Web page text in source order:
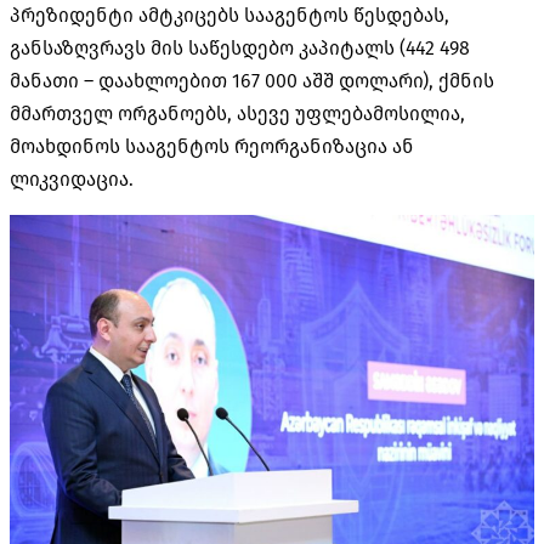
პრეზიდენტი ამტკიცებს სააგენტოს წესდებას,
განსაზღვრავს მის საწესდებო კაპიტალს (442 498
მანათი – დაახლოებით 167 000 აშშ დოლარი), ქმნის
მმართველ ორგანოებს, ასევე უფლებამოსილია,
მოახდინოს სააგენტოს რეორგანიზაცია ან
ლიკვიდაცია.